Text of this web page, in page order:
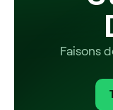
Faisons